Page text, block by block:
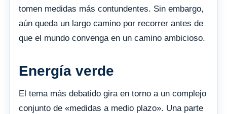
tomen medidas más contundentes. Sin embargo,
aún queda un largo camino por recorrer antes de
que el mundo convenga en un camino ambicioso.
Energía verde
El tema más debatido gira en torno a un complejo
conjunto de «medidas a medio plazo». Una parte